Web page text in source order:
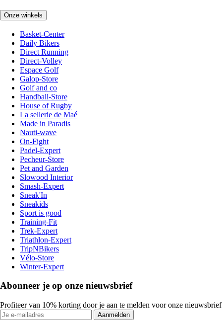
Onze winkels
Basket-Center
Daily Bikers
Direct Running
Direct-Volley
Espace Golf
Galop-Store
Golf and co
Handball-Store
House of Rugby
La sellerie de Maé
Made in Paradis
Nauti-wave
On-Fight
Padel-Expert
Pecheur-Store
Pet and Garden
Slowood Interior
Smash-Expert
Sneak'In
Sneakids
Sport is good
Training-Fit
Trek-Expert
Triathlon-Expert
TripNBikers
Vélo-Store
Winter-Expert
Abonneer je op onze nieuwsbrief
Profiteer van 10% korting door je aan te melden voor onze nieuwsbrief
Aanmelden